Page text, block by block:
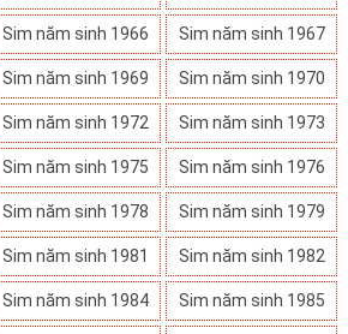
Sim năm sinh 1966 Sim năm sinh 1967
Sim năm sinh 1969 Sim năm sinh 1970
Sim năm sinh 1972 Sim năm sinh 1973
Sim năm sinh 1975 Sim năm sinh 1976
Sim năm sinh 1978 Sim năm sinh 1979
Sim năm sinh 1981 Sim năm sinh 1982
Sim năm sinh 1984 Sim năm sinh 1985